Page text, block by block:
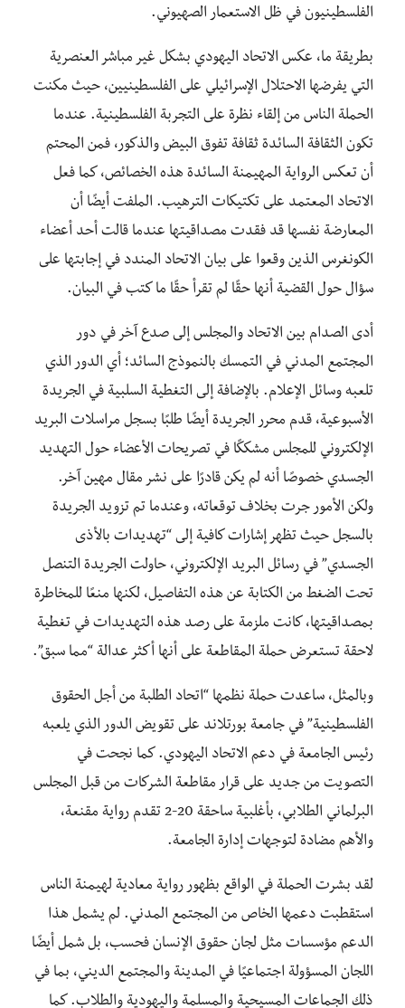
الفلسطينيون في ظل الاستعمار الصهيوني.
بطريقة ما، عكس الاتحاد اليهودي بشكل غير مباشر العنصرية
التي يفرضها الاحتلال الإسرائيلي على الفلسطينيين، حيث مكنت
الحملة الناس من إلقاء نظرة على التجربة الفلسطينية. عندما
تكون الثقافة السائدة ثقافة تفوق البيض والذكور، فمن المحتم
أن تعكس الرواية المهيمنة السائدة هذه الخصائص، كما فعل
الاتحاد المعتمد على تكتيكات الترهيب. الملفت أيضًا أن
المعارضة نفسها قد فقدت مصداقيتها عندما قالت أحد أعضاء
الكونغرس الذين وقعوا على بيان الاتحاد المندد في إجابتها على
سؤال حول القضية أنها حقًا لم تقرأ حقًا ما كتب في البيان.
أدى الصدام بين الاتحاد والمجلس إلى صدع آخر في دور
المجتمع المدني في التمسك بالنموذج السائد؛ أي الدور الذي
تلعبه وسائل الإعلام. بالإضافة إلى التغطية السلبية في الجريدة
الأسبوعية، قدم محرر الجريدة أيضًا طلبًا بسجل مراسلات البريد
الإلكتروني للمجلس مشككًا في تصريحات الأعضاء حول التهديد
الجسدي خصوصًا أنه لم يكن قادرًا على نشر مقال مهين آخر.
ولكن الأمور جرت بخلاف توقعاته، وعندما تم تزويد الجريدة
بالسجل حيث تظهر إشارات كافية إلى “تهديدات بالأذى
الجسدي” في رسائل البريد الإلكتروني، حاولت الجريدة التنصل
تحت الضغط من الكتابة عن هذه التفاصيل، لكنها منعًا للمخاطرة
بمصداقيتها، كانت ملزمة على رصد هذه التهديدات في تغطية
لاحقة تستعرض حملة المقاطعة على أنها أكثر عدالة “مما سبق”.
وبالمثل، ساعدت حملة نظمها “اتحاد الطلبة من أجل الحقوق
الفلسطينية” في جامعة بورتلاند على تقويض الدور الذي يلعبه
رئيس الجامعة في دعم الاتحاد اليهودي. كما نجحت في
التصويت من جديد على قرار مقاطعة الشركات من قبل المجلس
البرلماني الطلابي، بأغلبية ساحقة 20-2 تقدم رواية مقنعة،
والأهم مضادة لتوجهات إدارة الجامعة.
لقد بشرت الحملة في الواقع بظهور رواية معادية لهيمنة الناس
استقطبت دعمها الخاص من المجتمع المدني. لم يشمل هذا
الدعم مؤسسات مثل لجان حقوق الإنسان فحسب، بل شمل أيضًا
اللجان المسؤولة اجتماعيًا في المدينة والمجتمع الديني، بما في
ذلك الجماعات المسيحية والمسلمة واليهودية والطلاب. كما